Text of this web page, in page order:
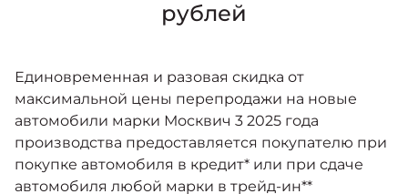
рублей
Единовременная и разовая скидка от
максимальной цены перепродажи на новые
автомобили марки Москвич 3 2025 года
производства предоставляется покупателю при
покупке автомобиля в кредит* или при сдаче
автомобиля любой марки в трейд-ин**